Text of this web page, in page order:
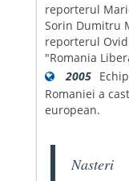
reporterul
Sorin Dumitru
reporterul
"Romania
2005
Romaniei a
european.
Nasteri